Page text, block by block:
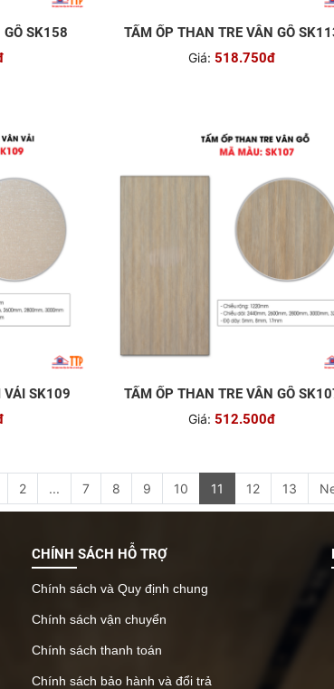
GỖ SK158 TẤM ỐP THAN TRE VÂN GỖ
Giá: 518.750đ
VẢI SK109 TẤM ỐP THAN TRE VÂN GỖ
Giá: 512.500đ
2 ... 7 8 9 10 11 12 13
CHÍNH SÁCH HỖ TRỢ
Chính sách và Quy định chung
Chính sách vận chuyển
Chính sách thanh toán
Chính sách bảo hành và đổi trả